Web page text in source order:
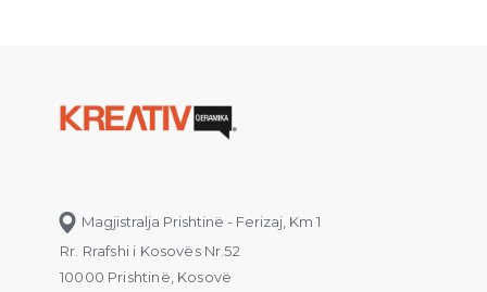
Magjistralja Prishtinë - Ferizaj, Km 1
Rr. Rrafshi i Kosovës Nr.52
10000 Prishtinë, Kosovë